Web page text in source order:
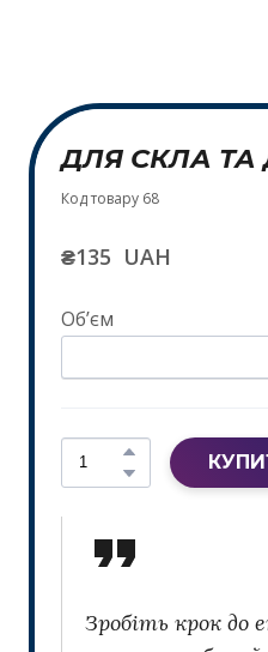
ДЛЯ СКЛА ТА
Код товару 68
₴135  UAH
Обʼєм
Зробіть крок до